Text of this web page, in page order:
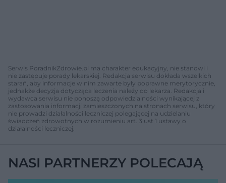
Serwis PoradnikZdrowie.pl ma charakter edukacyjny, nie stanowi i
nie zastępuje porady lekarskiej. Redakcja serwisu dokłada wszelkich
starań, aby informacje w nim zawarte były poprawne merytorycznie,
jednakże decyzja dotycząca leczenia należy do lekarza. Redakcja i
wydawca serwisu nie ponoszą odpowiedzialności wynikającej z
zastosowania informacji zamieszczonych na stronach serwisu, który
nie prowadzi działalności leczniczej polegającej na udzielaniu
świadczeń zdrowotnych w rozumieniu art. 3 ust 1 ustawy o
działalności leczniczej.
NASI PARTNERZY POLECAJĄ